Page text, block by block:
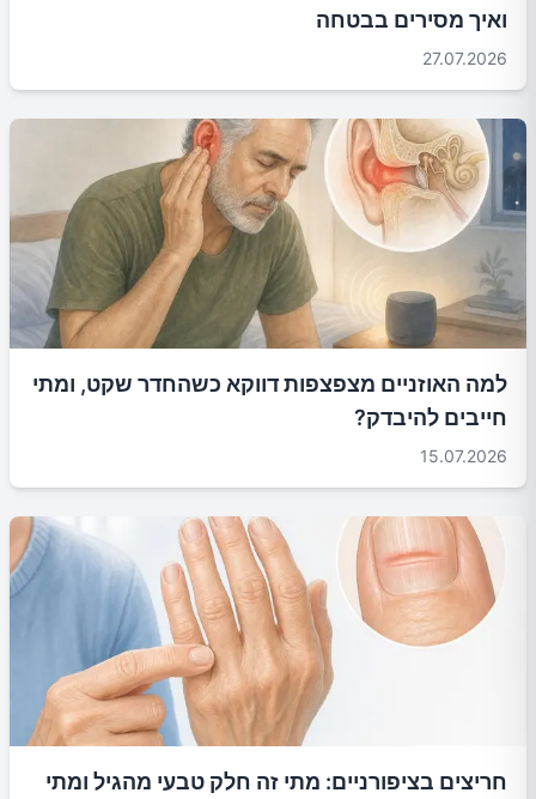
ואיך מסירים בבטחה
27.07.2026
למה האוזניים מצפצפות דווקא כשהחדר שקט, ומתי
חייבים להיבדק?
15.07.2026
חריצים בציפורניים: מתי זה חלק טבעי מהגיל ומתי